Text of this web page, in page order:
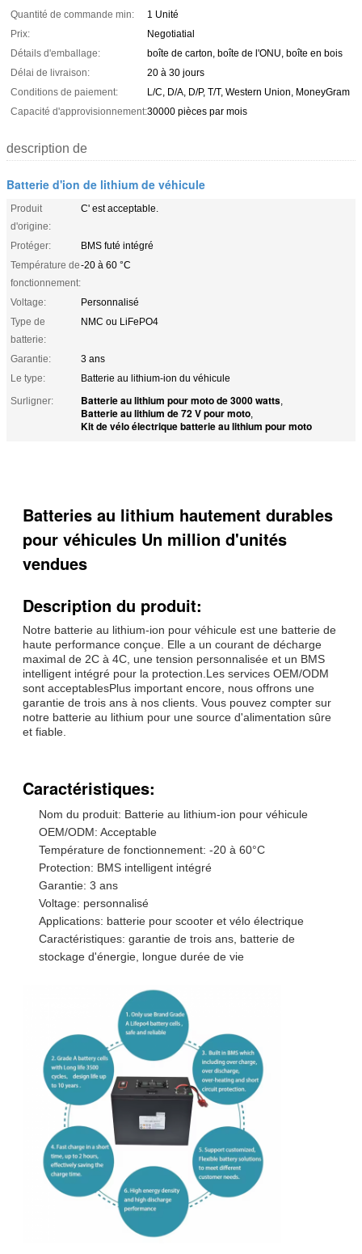
Quantité de commande min:
1 Unité
Prix:
Negotiatial
Détails d'emballage:
boîte de carton, boîte de l'ONU, boîte en bois
Délai de livraison:
20 à 30 jours
Conditions de paiement:
L/C, D/A, D/P, T/T, Western Union, MoneyGram
Capacité d'approvisionnement:30000 pièces par mois
description de
Batterie d'ion de lithium de véhicule
Produit
d'origine:
C' est acceptable.
Protéger:
BMS futé intégré
Température de
fonctionnement:
-20 à 60 °C
Voltage:
Personnalisé
Type de
batterie:
NMC ou LiFePO4
Garantie:
3 ans
Le type:
Batterie au lithium-ion du véhicule
Surligner:
Batterie au lithium pour moto de 3000 watts,
Batterie au lithium de 72 V pour moto,
Kit de vélo électrique batterie au lithium pour moto
Batteries au lithium hautement durables
pour véhicules Un million d'unités
vendues
Description du produit:
Notre batterie au lithium-ion pour véhicule est une batterie de
haute performance conçue. Elle a un courant de décharge
maximal de 2C à 4C, une tension personnalisée et un BMS
intelligent intégré pour la protection.Les services OEM/ODM
sont acceptablesPlus important encore, nous offrons une
garantie de trois ans à nos clients. Vous pouvez compter sur
notre batterie au lithium pour une source d'alimentation sûre
et fiable.
Caractéristiques:
Nom du produit: Batterie au lithium-ion pour véhicule
OEM/ODM: Acceptable
Température de fonctionnement: -20 à 60°C
Protection: BMS intelligent intégré
Garantie: 3 ans
Voltage: personnalisé
Applications: batterie pour scooter et vélo électrique
Caractéristiques: garantie de trois ans, batterie de
stockage d'énergie, longue durée de vie